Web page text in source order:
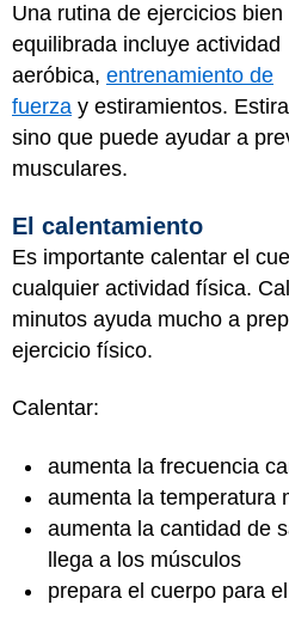
Una rutina de ejercicios bien
equilibrada incluye actividad
aeróbica, entrenamiento de
fuerza y estiramientos.
sino que puede ayudar a
musculares.
El calentamiento
Es importante calentar el
cualquier actividad física.
minutos ayuda mucho a
ejercicio físico.
Calentar:
aumenta la frecuencia
aumenta la temperatura
aumenta la cantidad de
llega a los músculos
prepara el cuerpo para